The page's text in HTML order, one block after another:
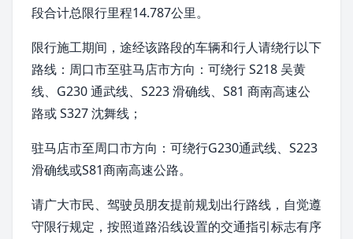
段合计总限行里程14.787公里。
限行施工期间，途经该路段的车辆和行人请绕行以下
路线： 周口市至驻马店市方向：可绕行 S218 吴黄
线、G230 通武线、S223 滑确线、S81 商南高速公
路或 S327 沈舞线；
驻马店市至周口市方向：可绕行G230通武线、S223
滑确线或S81商南高速公路。
请广大市民、驾驶员朋友提前规划出行路线，自觉遵
守限行规定，按照道路沿线设置的交通指引标志有序